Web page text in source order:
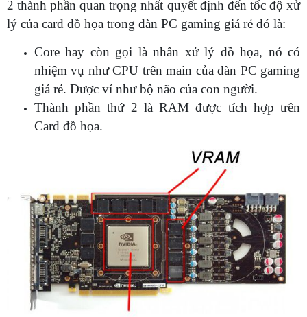
2 thành phần quan trọng nhất quyết định đến tốc độ xử
lý của card đồ họa trong dàn PC gaming giá rẻ đó là:
Core hay còn gọi là nhân xử lý đồ họa, nó có
nhiệm vụ như CPU trên main của dàn PC gaming
giá rẻ. Được ví như bộ não của con người.
Thành phần thứ 2 là RAM được tích hợp trên
Card đồ họa.